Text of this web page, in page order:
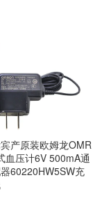
产原装欧姆龙OMR
血压计6V 500mA通
60220HW5SW充